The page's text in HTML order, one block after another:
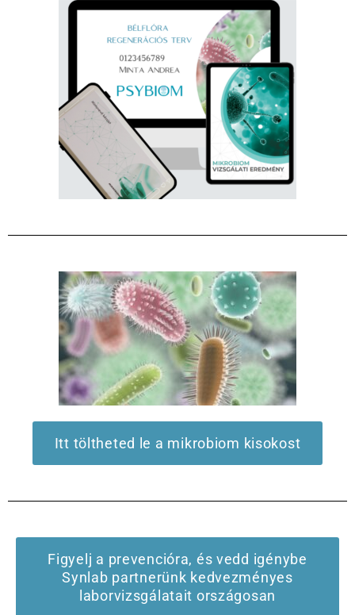
Itt töltheted le a mikrobiom kisokost
Figyelj a prevencióra, és vedd igénybe
Synlab partnerünk kedvezményes
laborvizsgálatait országosan